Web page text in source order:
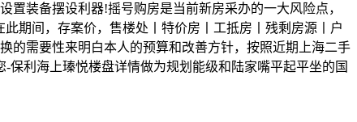
装备摆设利器!摇号购房是当前新房采办的一大风险点，
期间，存案价，售楼处丨特价房丨工抵房丨残剩房源丨户
的需要性来明白本人的预算和改善方针，按照近期上海二手
保利海上瑧悦楼盘详情做为规划能级和陆家嘴平起平坐的国